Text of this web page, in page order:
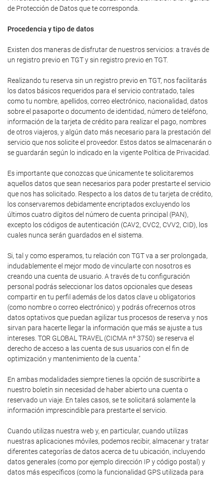
de Protección de Datos que te corresponda.
Procedencia y tipo de datos
Existen dos maneras de disfrutar de nuestros servicios: a través de
un registro previo en TGT y sin registro previo en TGT.
Realizando tu reserva sin un registro previo en TGT, nos facilitarás
los datos básicos requeridos para el servicio contratado, tales
como tu nombre, apellidos, correo electrónico, nacionalidad, datos
sobre el pasaporte o documento de identidad, número de teléfono,
información de la tarjeta de crédito para realizar el pago, nombres
de otros viajeros, y algún dato más necesario para la prestación del
servicio que nos solicite el proveedor. Estos datos se almacenarán o
se guardarán según lo indicado en la vigente Política de Privacidad.
Es importante que conozcas que únicamente te solicitaremos
aquellos datos que sean necesarios para poder prestarte el servicio
que nos has solicitado. Respecto a los datos de tu tarjeta de crédito,
los conservaremos debidamente encriptados excluyendo los
últimos cuatro dígitos del número de cuenta principal (PAN),
excepto los códigos de autenticación (CAV2, CVC2, CVV2, CID), los
cuales nunca serán guardados en el sistema.
Si, tal y como esperamos, tu relación con TGT va a ser prolongada,
indudablemente el mejor modo de vincularte con nosotros es
creando una cuenta de usuario. A través de tu configuración
personal podrás seleccionar los datos opcionales que deseas
compartir en tu perfil además de los datos clave u obligatorios
(como nombre o correo electrónico) y podrás ofrecernos otros
datos optativos que puedan agilizar tus procesos de reserva y nos
sirvan para hacerte llegar la información que más se ajuste a tus
intereses. TOR GLOBAL TRAVEL (CICMA nº 3750) se reserva el
derecho de acceso a las cuenta de sus usuarios con el fin de
optimización y mantenimiento de la cuenta."
En ambas modalidades siempre tienes la opción de suscribirte a
nuestro boletín sin necesidad de haber abierto una cuenta o
reservado un viaje. En tales casos, se te solicitará solamente la
información imprescindible para prestarte el servicio.
Cuando utilizas nuestra web y, en particular, cuando utilizas
nuestras aplicaciones móviles, podemos recibir, almacenar y tratar
diferentes categorías de datos acerca de tu ubicación, incluyendo
datos generales (como por ejemplo dirección IP y código postal) y
datos más específicos (como la funcionalidad GPS utilizada para